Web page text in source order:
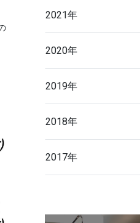
2021年
2020年
2019年
2018年
2017年